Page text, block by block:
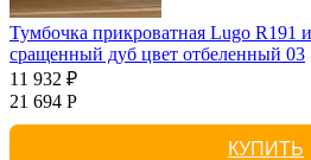
Тумбочка прикроватная Lugo R191
сращенный дуб цвет отбеленный 03
11 932 ₽
21 694 Р
КУПИТЬ